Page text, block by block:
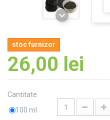
stoc furnizor
26,00 lei
Cantitate
100 ml